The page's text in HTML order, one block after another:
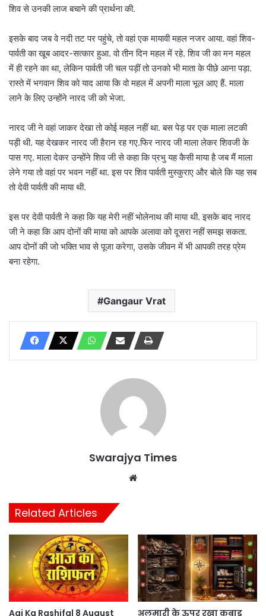
शिव से उनकी लाज बचाने की प्रार्थना की.
इसके बाद जब वे नदी तट पर पहुंचे, तो वहां एक मायावी महल नजर आया. वहां शिव-
पार्वती का खूब आदर-सत्कार हुआ. वो तीन दिन महल में रहे. शिव जी का मन महल
में ही रहने का था, लेकिन पार्वती जी चल पड़ीं तो उनको भी माता के पीछे आना पड़ा.
रास्ते में भगवान शिव को याद आया कि वो महल में अपनी माला भूल आए हैं. माला
लाने के लिए उन्होंने नारद जी को भेजा.
नारद जी ने वहां जाकर देखा तो कोई महल नहीं था. बस पेड़ पर एक माला लटकी
पड़ी थी. यह देखकर नारद जी हैरान रह गए.फिर नारद जी माला लेकर शिवजी के
पास गए. माला देकर उन्होंने शिव जी से कहा कि प्रभु यह कैसी माया है जब मैं माला
लेने गया तो वहां पर भवन नहीं था. इस पर शिव पार्वती मुस्कुराए और बोले कि यह सब
तो देवी पार्वती की माया थी.
इस पर देवी पार्वती ने कहा कि यह मेरी नहीं भोलेनाथ की माया थी. इसके बाद नारद
जी ने कहा कि आप दोनों की माया को आपके अलावा को दूसरा नहीं समझ सकता.
आप दोनों की जो भक्ति भाव से पूजा करेगा, उसके जीवन में भी आपकी तरह प्रेम
बना रहेगा.
Gangaur Vrat
Swarajya Times
Related Articles
Aaj Ka Rashifal 8 August अलमारी के ऊपर रखा कबाड़